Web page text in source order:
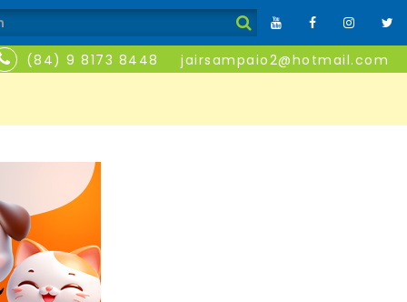
(84) 9 8173 8448 jairsampaio2@hotmail.com